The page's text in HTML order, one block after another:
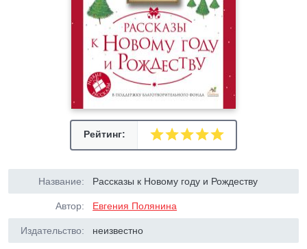
Рейтинг:
Название: Рассказы к Новому году и Рождеству
Автор: Евгения Полянина
Издательство: неизвестно